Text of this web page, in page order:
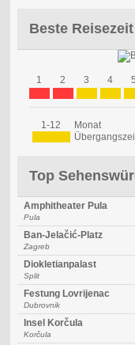
Beste
1 2 3 4 5
1-12 Monat
Top
Amphitheater Pula
Pula
Ban-Jelačić-Platz
Zagreb
Diokletianpalast
Split
Festung Lovrijenac
Dubrovnik
Insel Korčula
Korčula